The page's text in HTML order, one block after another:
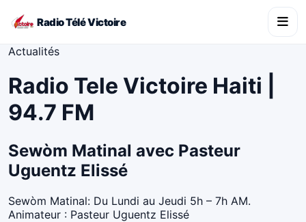
Radio Télé Victoire
Actualités
Radio Tele Victoire Haiti |
94.7 FM
Sewòm Matinal avec Pasteur
Uguentz Elissé
Sewòm Matinal: Du Lundi au Jeudi 5h – 7h AM.
Animateur : Pasteur Uguentz Elissé